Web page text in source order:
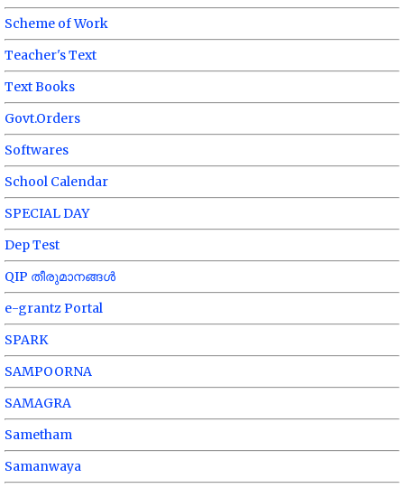
Scheme of Work
Teacher's Text
Text Books
Govt.Orders
Softwares
School Calendar
SPECIAL DAY
Dep Test
QIP തീരുമാനങ്ങൾ
e-grantz Portal
SPARK
SAMPOORNA
SAMAGRA
Sametham
Samanwaya